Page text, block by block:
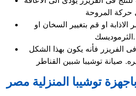
حركة المروحة
الاذابة او قم بتغيير السخان او
الثرموديسك.
الفريزر فأنه يكون بهذا الشكل
صيانة توشيبا شبين القناطر
توشيبا المنزلية مصر